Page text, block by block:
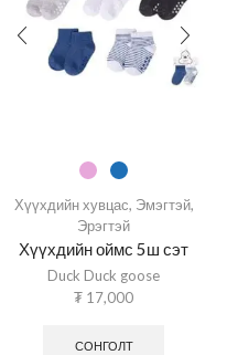
Хүүхдийн хувцас, Эмэгтэй,
Эрэгтэй
Хүүхдийн оймс 5ш сэт
Duck Duck goose
₮ 17,000
СОНГОЛТ